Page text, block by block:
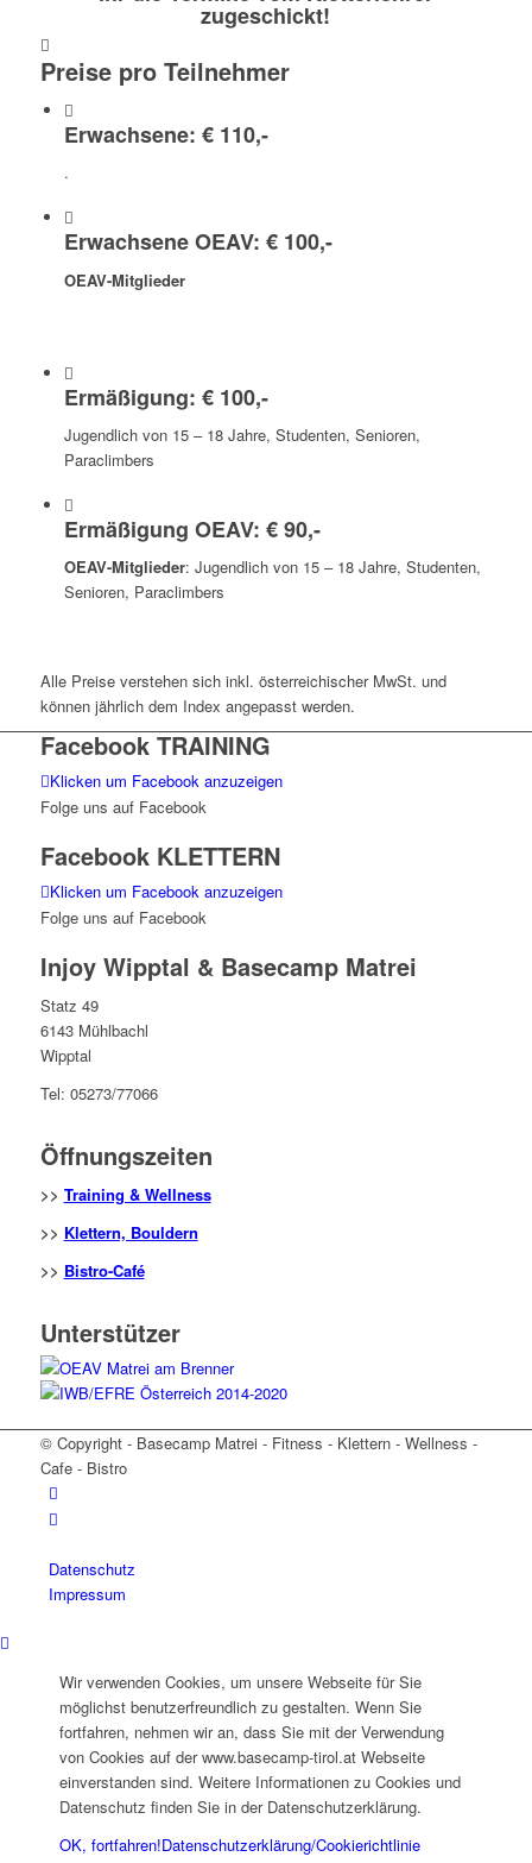
zugeschickt!
Preise pro Teilnehmer
Erwachsene: € 110,-
.
Erwachsene OEAV: € 100,-
OEAV-Mitglieder
Ermäßigung: € 100,-
Jugendlich von 15 – 18 Jahre, Studenten, Senioren,
Paraclimbers
Ermäßigung OEAV: € 90,-
OEAV-Mitglieder: Jugendlich von 15 – 18 Jahre, Studenten,
Senioren, Paraclimbers
Alle Preise verstehen sich inkl. österreichischer MwSt. und
können jährlich dem Index angepasst werden.
Facebook TRAINING
Klicken um Facebook anzuzeigen
Folge uns auf Facebook
Facebook KLETTERN
Klicken um Facebook anzuzeigen
Folge uns auf Facebook
Injoy Wipptal & Basecamp Matrei
Statz 49
6143 Mühlbachl
Wipptal
Tel: 05273/77066
Öffnungszeiten
>> Training & Wellness
>> Klettern, Bouldern
>> Bistro-Café
Unterstützer
© Copyright - Basecamp Matrei - Fitness - Klettern - Wellness -
Cafe - Bistro
Datenschutz
Impressum
Wir verwenden Cookies, um unsere Webseite für Sie
möglichst benutzerfreundlich zu gestalten. Wenn Sie
fortfahren, nehmen wir an, dass Sie mit der Verwendung
von Cookies auf der www.basecamp-tirol.at Webseite
einverstanden sind. Weitere Informationen zu Cookies und
Datenschutz finden Sie in der Datenschutzerklärung.
OK, fortfahren!Datenschutzerklärung/Cookierichtlinie